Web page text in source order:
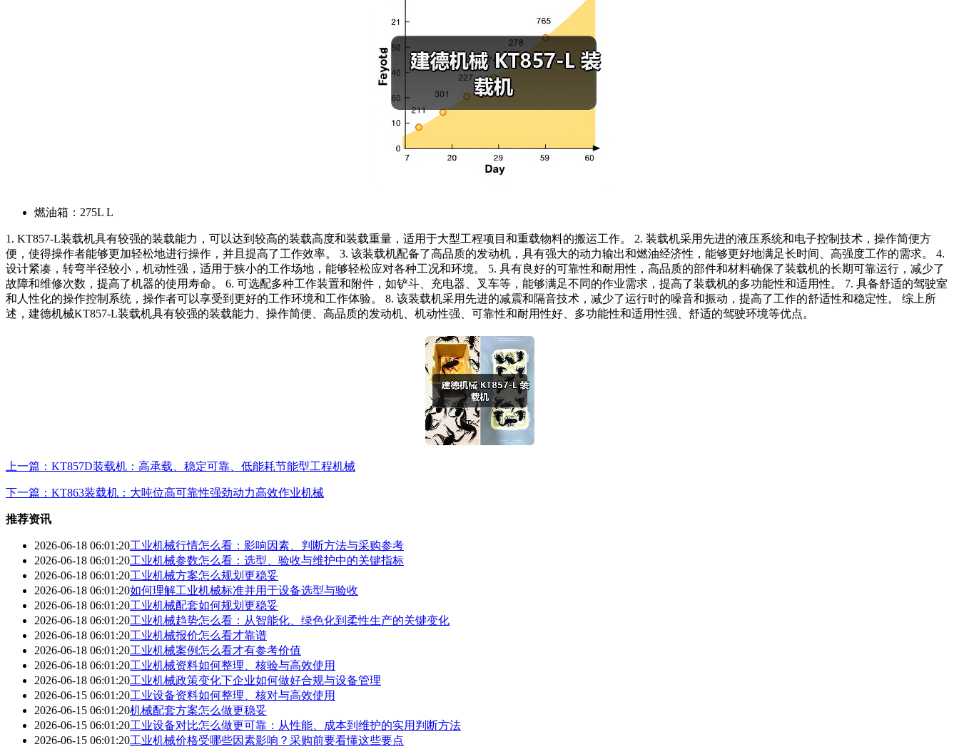
燃油箱： 275L L
1. KT857-L装载机具有较强的装载能力，可以达到较高的装载高度和装载重量，适用于大型工程项目和重载物料的搬运工作。 2. 装载机采用先进的液压系统和电子控制技术，操作简便方
便，使得操作者能够更加轻松地进行操作，并且提高了工作效率。 3. 该装载机配备了高品质的发动机，具有强大的动力输出和燃油经济性，能够更好地满足长时间、高强度工作的需求。 4.
设计紧凑，转弯半径较小，机动性强，适用于狭小的工作场地，能够轻松应对各种工况和环境。 5. 具有良好的可靠性和耐用性，高品质的部件和材料确保了装载机的长期可靠运行，减少了
故障和维修次数，提高了机器的使用寿命。 6. 可选配多种工作装置和附件，如铲斗、充电器、叉车等，能够满足不同的作业需求，提高了装载机的多功能性和适用性。 7. 具备舒适的驾驶室
和人性化的操作控制系统，操作者可以享受到更好的工作环境和工作体验。 8. 该装载机采用先进的减震和隔音技术，减少了运行时的噪音和振动，提高了工作的舒适性和稳定性。 综上所
述，建德机械KT857-L装载机具有较强的装载能力、操作简便、高品质的发动机、机动性强、可靠性和耐用性好、多功能性和适用性强、舒适的驾驶环境等优点。
上一篇：KT857D装载机：高承载、稳定可靠、低能耗节能型工程机械
下一篇：KT863装载机：大吨位高可靠性强劲动力高效作业机械
推荐资讯
2026-06-18 06:01:20工业机械行情怎么看：影响因素、判断方法与采购参考
2026-06-18 06:01:20工业机械参数怎么看：选型、验收与维护中的关键指标
2026-06-18 06:01:20工业机械方案怎么规划更稳妥
2026-06-18 06:01:20如何理解工业机械标准并用于设备选型与验收
2026-06-18 06:01:20工业机械配套如何规划更稳妥
2026-06-18 06:01:20工业机械趋势怎么看：从智能化、绿色化到柔性生产的关键变化
2026-06-18 06:01:20工业机械报价怎么看才靠谱
2026-06-18 06:01:20工业机械案例怎么看才有参考价值
2026-06-18 06:01:20工业机械资料如何整理、核验与高效使用
2026-06-18 06:01:20工业机械政策变化下企业如何做好合规与设备管理
2026-06-15 06:01:20工业设备资料如何整理、核对与高效使用
2026-06-15 06:01:20机械配套方案怎么做更稳妥
2026-06-15 06:01:20工业设备对比怎么做更可靠：从性能、成本到维护的实用判断方法
2026-06-15 06:01:20工业机械价格受哪些因素影响？采购前要看懂这些要点